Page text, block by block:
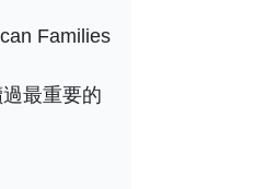
Families
最重要的